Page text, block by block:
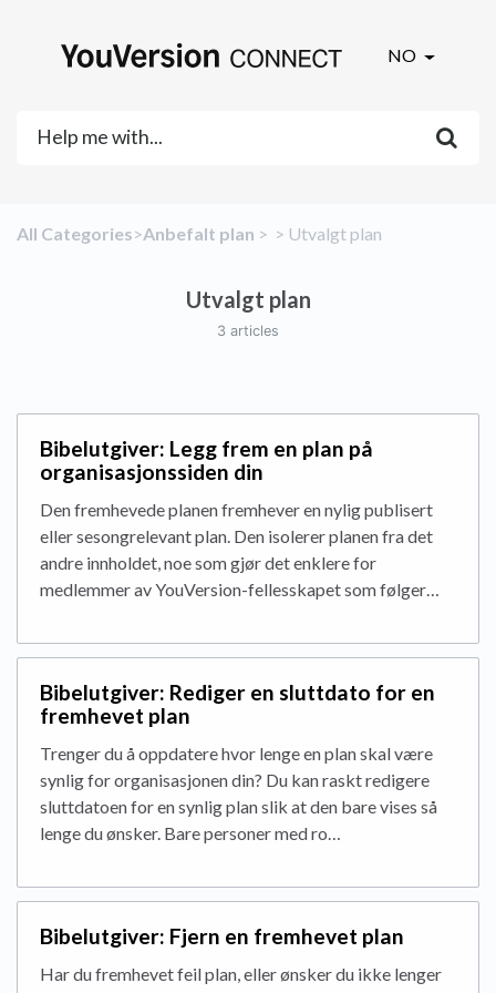
NO
All Categories​>​​Anbefalt plan ​ > ​ ​ > ​ ​Utvalgt plan
Utvalgt plan
3 articles
Bibelutgiver: Legg frem en plan på
organisasjonssiden din
Den fremhevede planen fremhever en nylig publisert
eller sesongrelevant plan. Den isolerer planen fra det
andre innholdet, noe som gjør det enklere for
medlemmer av YouVersion-fellesskapet som følger…
Bibelutgiver: Rediger en sluttdato for en
fremhevet plan
Trenger du å oppdatere hvor lenge en plan skal være
synlig for organisasjonen din? Du kan raskt redigere
sluttdatoen for en synlig plan slik at den bare vises så
lenge du ønsker. Bare personer med ro…
Bibelutgiver: Fjern en fremhevet plan
Har du fremhevet feil plan, eller ønsker du ikke lenger